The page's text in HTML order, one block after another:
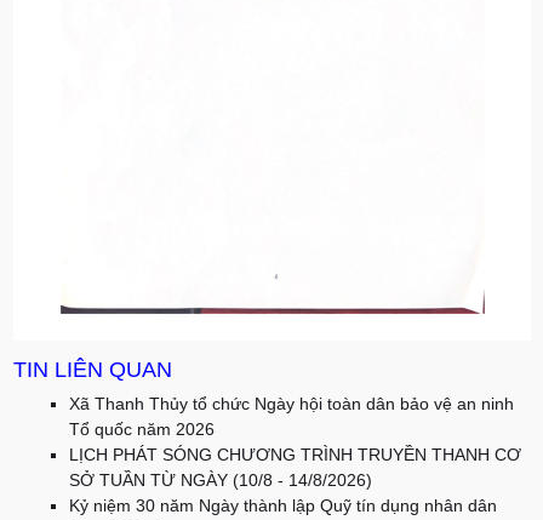
TIN LIÊN QUAN
Xã Thanh Thủy tổ chức Ngày hội toàn dân bảo vệ an ninh
Tổ quốc năm 2026
LỊCH PHÁT SÓNG CHƯƠNG TRÌNH TRUYỀN THANH CƠ
SỞ TUẦN TỪ NGÀY (10/8 - 14/8/2026)
Kỷ niệm 30 năm Ngày thành lập Quỹ tín dụng nhân dân